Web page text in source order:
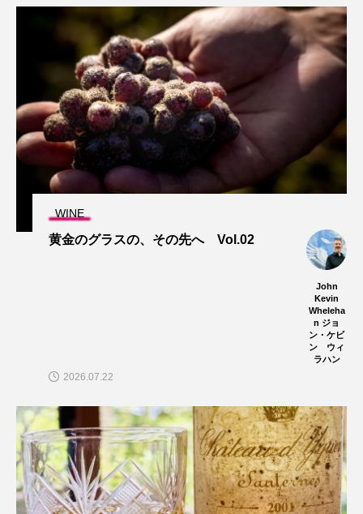
WINE
黄金のグラスの、その先へ Vol.02
John
Kevin
Wheleha
n ジョ
ン・ケビ
ン ウィ
ラハン
2026.07.22